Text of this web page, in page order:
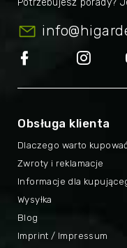
info@
Obsługa klienta
Dlaczego warto
Imprint / Impressum
Zwroty i reklamacje
Informacje dla
Wysyłka
Blog